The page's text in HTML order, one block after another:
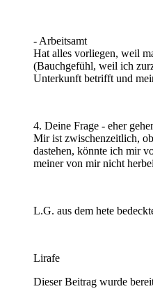
- Arbeitsamt
Hat alles vorliegen, weil
(Bauchgefühl, weil ich
Unterkunft betrifft und
4. Deine Frage - eher
Mir ist zwischenzeitlich,
dastehen, könnte ich mir
meiner von mir nicht
L.G. aus dem hete
Lirafe
Dieser Beitrag wurde